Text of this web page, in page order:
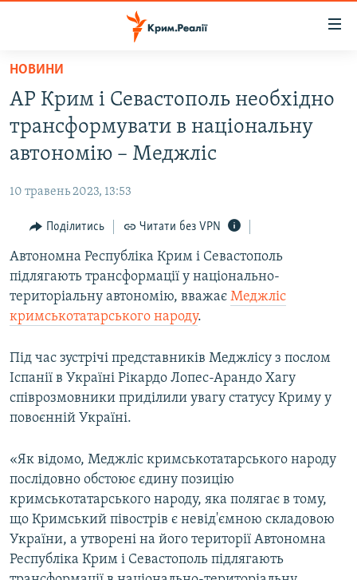
Перейти
основного
матеріалу
Перейти
до
основної
навігації
Перейти
пошуку
ВОДА.КРИМ
ВІДЕО ТА ФОТО
БЛОГИ
ПОГЛЯД
ІНТЕРВ'Ю
ВСЕ ЗА ДЕНЬ
СПЕЦПРОЕКТИ
ВІДЕОУРОКИ «ELIFBE»
СВІДЧЕННЯ ОКУПАЦІЇ
ІНФОГРАФІКА
Русский
Qırımtatar
ДОЛУЧАЙСЯ!
Усі сайти RFE/RL
НОВИНИ
АР Крим і Севастополь необхідно
трансформувати в національну
автономію – Меджліс
10 травень 2023, 13:53
Поділитись Читати без VPN
Автономна Республіка Крим і Севастополь
підлягають трансформації у національно-
територіальну автономію, вважає Меджліс
кримськотатарського народу.
Під час зустрічі представників Меджлісу з послом
Іспанії в Україні Рікардо Лопес-Арандо Хагу
співрозмовники приділили увагу статусу Криму у
повоєнній Україні.
«Як відомо, Меджліс кримськотатарського народу
послідовно обстоює єдину позицію
кримськотатарського народу, яка полягає в тому,
що Кримський півострів є невід'ємною складовою
України, а утворені на його території Автономна
Республіка Крим і Севастополь підлягають